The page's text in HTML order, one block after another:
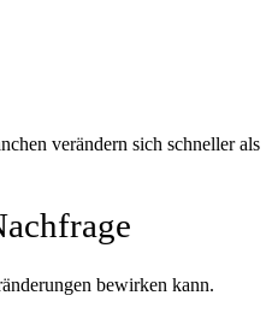
verändern sich schneller als
bewirken kann.